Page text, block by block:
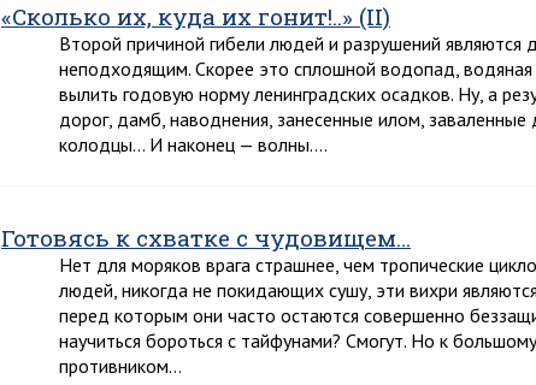
«Сколько их, куда их гонит!..» (II)
Второй причиной гибели людей и разрушений
неподходящим. Скорее это сплошной водопад,
вылить годовую норму ленинградских осадков. Ну, а
дорог, дамб, наводнения, занесенные илом,
колодцы… И наконец — волны….
Готовясь к схватке с чудовищем…
Нет для моряков врага страшнее, чем тропические
людей, никогда не покидающих сушу, эти вихри
перед которым они часто остаются совершенно
научиться бороться с тайфунами? Смогут. Но к
противником…